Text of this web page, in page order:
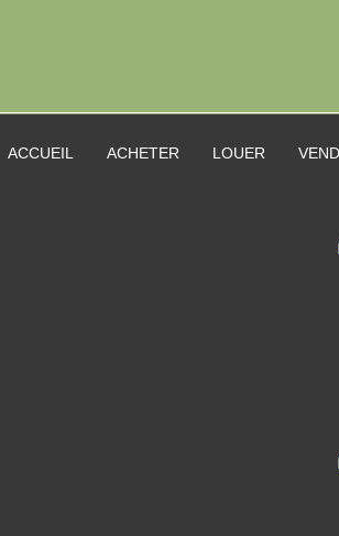
ACCUEIL ACHETER LOUER